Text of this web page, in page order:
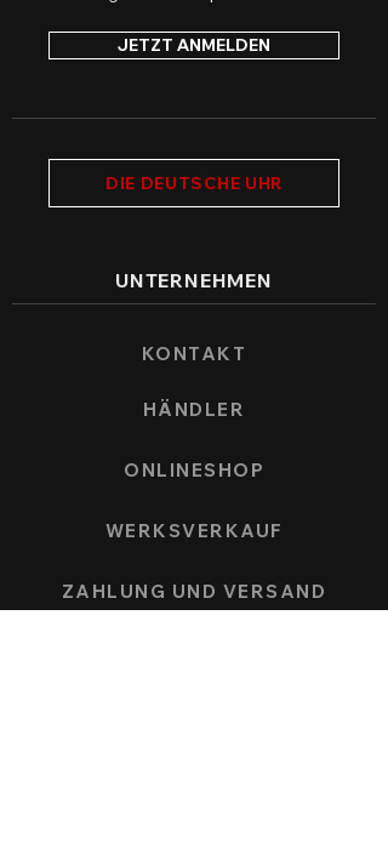
JETZT ANMELDEN
DIE DEUTSCHE UHR
UNTERNEHMEN
KONTAKT
HÄNDLER
ONLINESHOP
WERKSVERKAUF
ZAHLUNG UND VERSAND